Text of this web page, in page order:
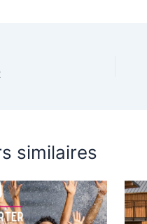
similaires